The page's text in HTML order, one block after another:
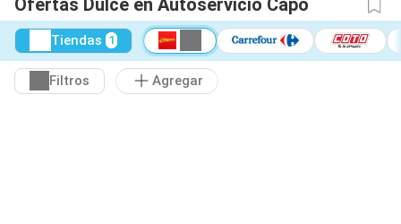
Ofertas Dulce en Autoservicio Capo
Tiendas 1
Filtros Agregar